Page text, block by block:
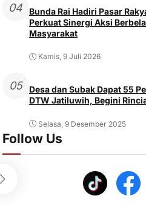
pada Semester Pertama 2026
Rabu, 8 Juli 2026
04
Bunda Rai Hadiri Pasar
Perkuat Sinergi Aksi
Masyarakat
Kamis, 9 Juli 2026
05
Desa dan Subak Dapat 55
DTW Jatiluwih, Begini
Selasa, 9 Desember 2025
Follow Us